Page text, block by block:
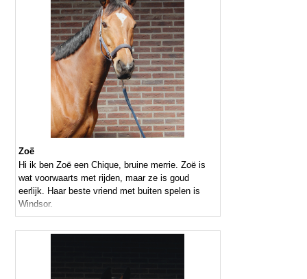
Zoë
Hi ik ben Zoë een Chique, bruine merrie. Zoë is
wat voorwaarts met rijden, maar ze is goud
eerlijk. Haar beste vriend met buiten spelen is
Windsor.